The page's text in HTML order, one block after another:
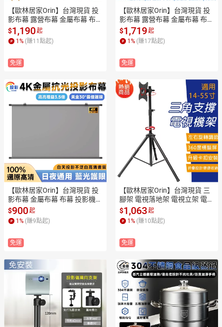
【歐林居家Orin】台灣現貨 投
影布幕 露營布幕 金屬布幕 布幕
抗光幕布 投影機布幕【大視角/
4K金屬/高亮增益抗光】
$1,190起
1 % (賺11 點起)
免運
【歐林居家Orin】台灣現貨 投
影布幕 露營布幕 金屬布幕 布幕
抗光幕布 投影機布幕【4K金
屬/高亮增益抗光】
$1,719起
1 % (賺17點起)
免運
【歐林居家Orin】台灣現貨 投
影布幕 金屬布幕 布幕 投影機布
幕 壁掛投影布幕 金屬抗光布幕
【日夜通用4K】
$900起
1 % (賺9點起)
免運
【歐林居家Orin】台灣現貨 三
腳架 電視落地架 電視立架 電視
支架 電視機架 螢幕支架【升級
卡扣款/可旋轉升降調整】
$1,063起
1 % (賺10點起)
免運